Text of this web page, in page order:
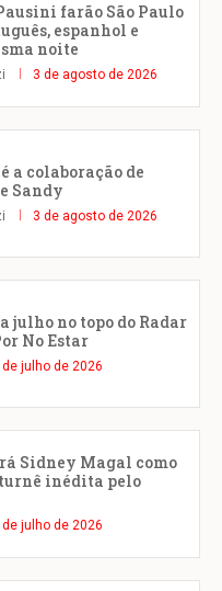
farão São Paulo
espanhol e
noite
3 de agosto de 2026
a colaboração de
Sandy
3 de agosto de 2026
julho no topo do Radar
No Estar
de julho de 2026
Sidney Magal como
inédita pelo
de julho de 2026